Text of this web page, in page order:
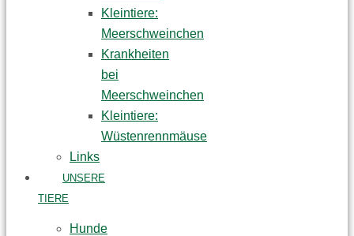
Kleintiere:
Meerschweinchen
Krankheiten
bei
Meerschweinchen
Kleintiere:
Wüstenrennmäuse
Links
UNSERE
TIERE
Hunde